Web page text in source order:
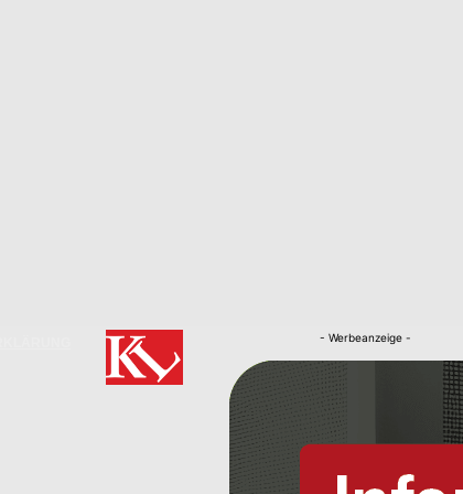
Kaiserslautern
- Werbeanzeige -